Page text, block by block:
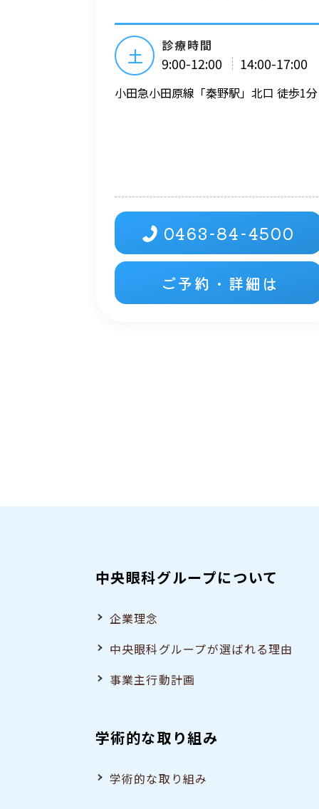
土 診療時間
9:00-12:00 14:00-17:00
小田急小田原線「秦野駅」北口 徒歩1分
0463-84-4500
ご予約・詳細は
中央眼科グループについて
企業理念
中央眼科グループが選ばれる理由
事業主行動計画
学術的な取り組み
学術的な取り組み